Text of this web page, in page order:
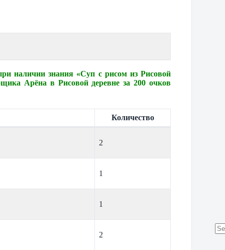
наличии знания «Суп с рисом из Рисовой
Арёна в Рисовой деревне за 200 очков
Количество
2
1
1
2